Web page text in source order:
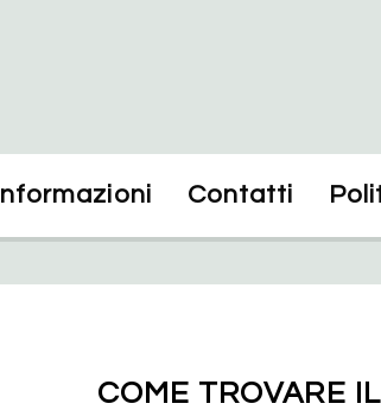
Informazioni Contatti
COME TROVARE